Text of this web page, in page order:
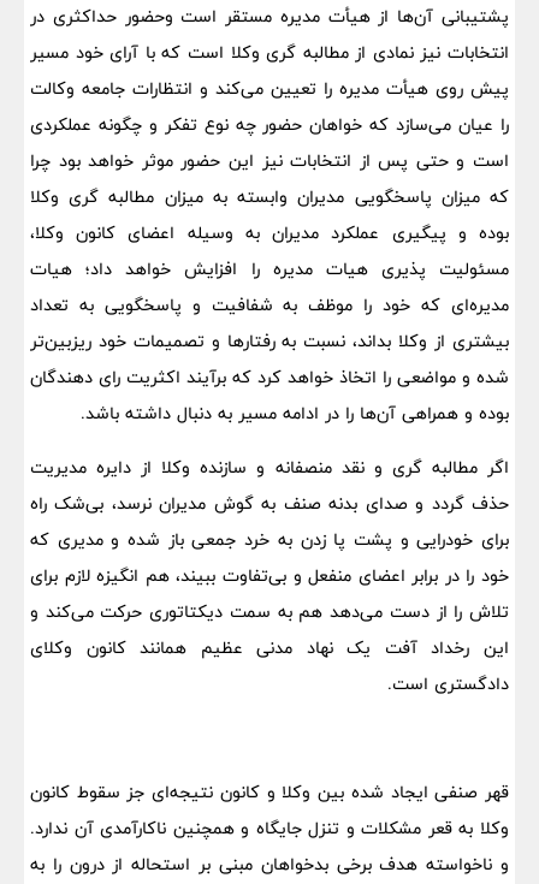
پشتیبانی آن‌ها از هیأت مدیره مستقر است وحضور حداکثری در
انتخابات نیز نمادی از مطالبه گری وکلا است که با آرای خود مسیر
پیش روی هیأت مدیره را تعیین می‌کند و انتظارات جامعه وکالت
را عیان می‌سازد که خواهان حضور چه نوع تفکر و چگونه عملکردی
است و حتی پس از انتخابات نیز این حضور موثر خواهد بود چرا
که میزان پاسخگویی مدیران وابسته به میزان مطالبه گری وکلا
بوده و پیگیری عملکرد مدیران به وسیله اعضای کانون وکلا،
مسئولیت پذیری هیات مدیره را افزایش خواهد داد؛ هیات
مدیره‌ای که خود را موظف به شفافیت و پاسخگویی به تعداد
بیشتری از وکلا بداند، نسبت به رفتارها و تصمیمات خود ریزبین‌تر
شده و مواضعی را اتخاذ خواهد کرد که برآیند اکثریت رای دهندگان
بوده و همراهی آن‌ها را در ادامه مسیر به دنبال داشته باشد.
اگر مطالبه گری و نقد منصفانه و سازنده وکلا از دایره مدیریت
حذف گردد و صدای بدنه صنف به گوش مدیران نرسد، بی‌شک راه
برای خودرایی و پشت پا زدن به خرد جمعی باز شده و مدیری که
خود را در برابر اعضای منفعل و بی‌تفاوت ببیند، هم انگیزه لازم برای
تلاش را از دست می‌دهد هم به سمت دیکتاتوری حرکت می‌کند و
این رخداد آفت یک نهاد مدنی عظیم همانند کانون وکلای
دادگستری است.
قهر صنفی ایجاد شده بین وکلا و کانون نتیجه‌ای جز سقوط کانون
وکلا به قعر مشکلات و تنزل جایگاه و همچنین ناکارآمدی آن ندارد.
و ناخواسته هدف برخی بدخواهان مبنی بر استحاله از درون را به